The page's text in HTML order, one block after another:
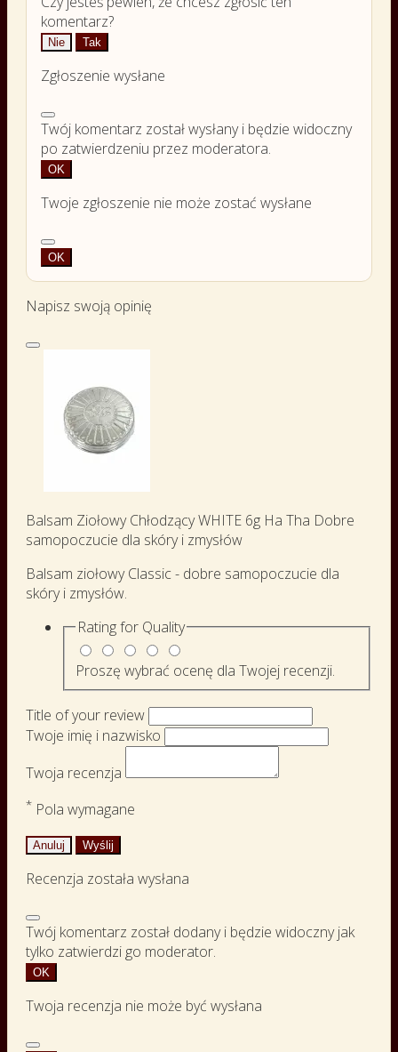
komentarz?
Nie Tak
Zgłoszenie wysłane
Twój komentarz został wysłany i będzie widoczny
po zatwierdzeniu przez moderatora.
OK
Twoje zgłoszenie nie może zostać wysłane
OK
Napisz swoją opinię
Balsam Ziołowy Chłodzący WHITE 6g Ha Tha Dobre
samopoczucie dla skóry i zmysłów
Balsam ziołowy Classic - dobre samopoczucie dla
skóry i zmysłów.
Rating for Quality
Proszę wybrać ocenę dla Twojej recenzji.
Title of your review
Twoje imię i nazwisko
Twoja recenzja
* Pola wymagane
Anuluj Wyślij
Recenzja została wysłana
Twój komentarz został dodany i będzie widoczny jak
tylko zatwierdzi go moderator.
OK
Twoja recenzja nie może być wysłana